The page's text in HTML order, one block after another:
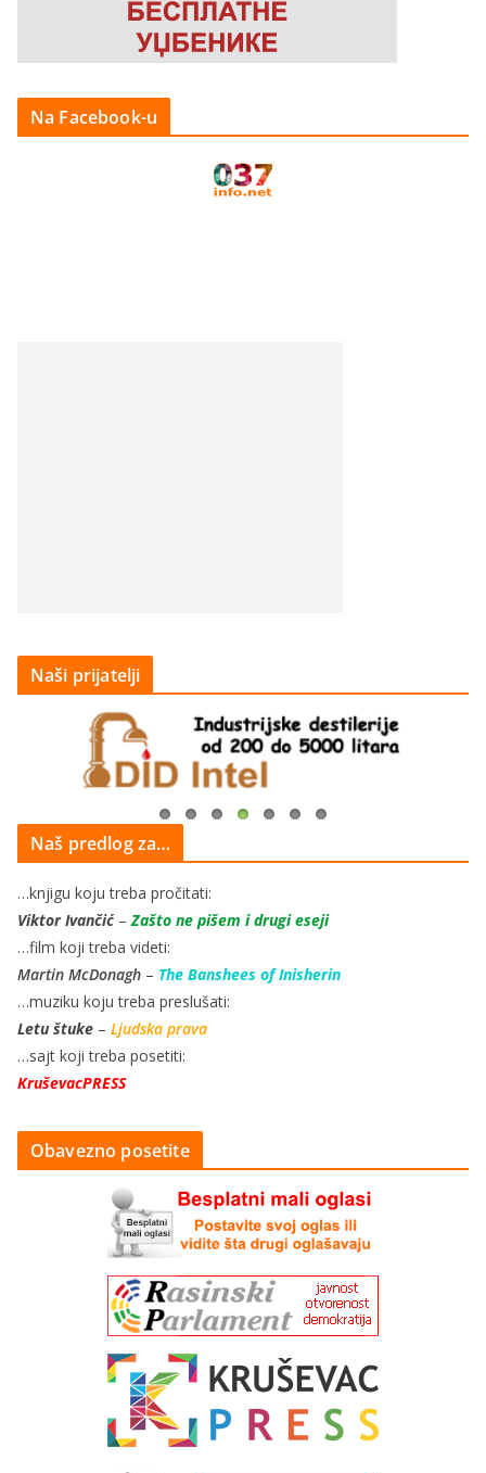
Na Facebook-u
Naši prijatelji
Naš predlog za…
…knjigu koju treba pročitati:
Viktor Ivančić–Zašto ne pišem i drugi eseji
…film koji treba videti:
Martin McDonagh – The Banshees of Inisherin
…muziku koju treba preslušati:
Letu štuke – Ljudska prava
…sajt koji treba posetiti:
KruševacPRESS
Obavezno posetite